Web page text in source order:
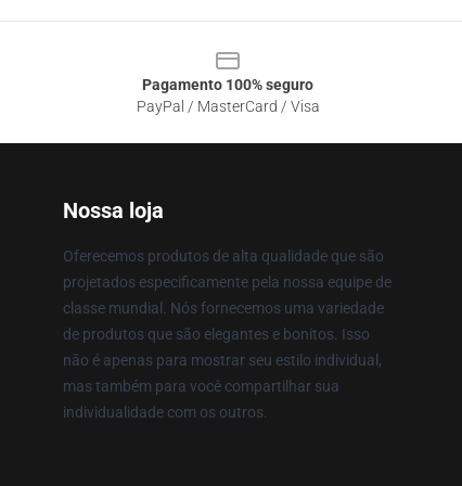
Pagamento 100% seguro
PayPal / MasterCard / Visa
Nossa loja
Oferecemos produtos de alta qualidade que são
projetados especificamente pela nossa equipe de
classe mundial. Nós fornecemos uma variedade
de produtos que são elegantes e bonitos. Isso
não é apenas para mostrar seu estilo individual,
mas também para você compartilhar sua
individualidade com os outros.